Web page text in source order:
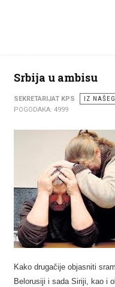
Srbija u ambisu
SEKRETARIJAT KPS IZ
POGODAKA: 4999
Kako drugačije objasniti
Belorusiji i sada Siriji, kao i